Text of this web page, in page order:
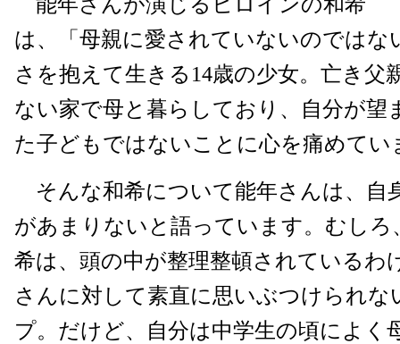
は、「母親に愛されていないのではな
さを抱えて生きる14歳の少女。亡き父
ない家で母と暮らしており、自分が望
た子どもではないことに心を痛めてい
そんな和希について能年さんは、自
があまりないと語っています。むしろ
希は、頭の中が整理整頓されているわ
さんに対して素直に思いぶつけられな
プ。だけど、自分は中学生の頃によく